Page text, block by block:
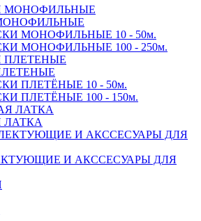
МОНОФИЛЬНЫЕ 10 - 50м.
МОНОФИЛЬНЫЕ 100 - 250м.
ПЛЕТЁНЫЕ 10 - 50м.
ПЛЕТЁНЫЕ 100 - 150м.
И АКССЕСУАРЫ ДЛЯ